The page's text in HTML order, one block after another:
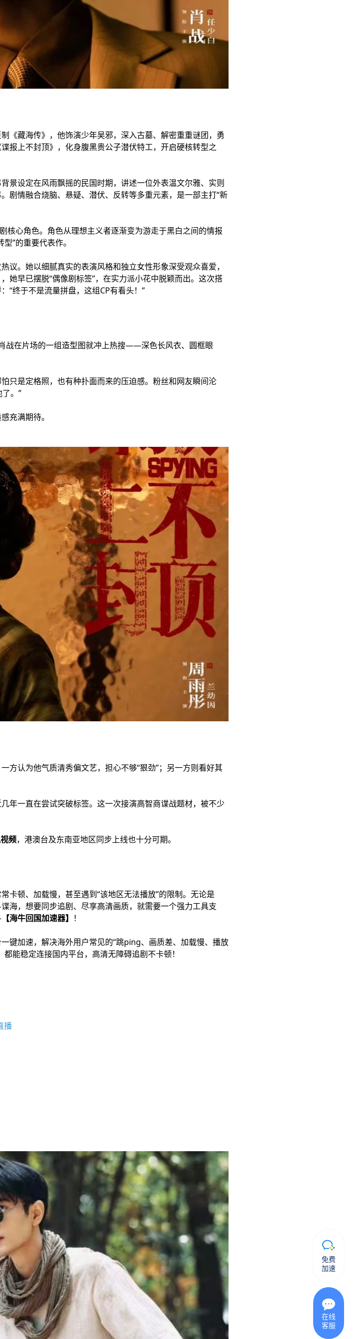
《藏海传》，他饰演少年吴邪，深入古墓、解密重重谜团，勇
报上不封顶》，化身腹黑贵公子潜伏特工，开启硬核转型之
景设定在风雨飘摇的民国时期，讲述一位外表温文尔雅、实则
剧情融合烧脑、悬疑、潜伏、反转等多重元素，是一部主打“新
核心角色。角色从理想主义者逐渐变为游走于黑白之间的情报
”的重要代表作。
议。她以细腻真实的表演风格和独立女性形象深受观众喜爱，
她早已摆脱“偶像剧标签”，在实力派小花中脱颖而出。这次搭
“终于不是流量拼盘，这组CP有看头！”
战在片场的一组造型图就冲上热搜——深色长风衣、圆框眼
只是定格照，也有种扑面而来的压迫感。粉丝和网友瞬间沦
。”
充满期待。
方认为他气质清秀偏文艺，担心不够“狠劲”；另一方则看好其
年一直在尝试突破标签。这一次接演高智商谍战题材，被不少
频，港澳台及东南亚地区同步上线也十分可期。
卡顿、加载慢，甚至遇到“该地区无法播放”的限制。无论是
海，想要同步追剧、尽享高清画质，就需要一个强力工具支
【海牛回国加速器】 ！
键加速，解决海外用户常见的“跳ping、画质差、加载慢、播放
都能稳定连接国内平台，高清无障碍追剧不卡顿！
播
免费
加速
在线
客服